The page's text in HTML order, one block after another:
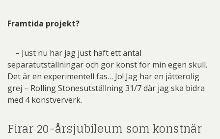
Framtida projekt?
– Just nu har jag just haft ett antal
separatutställningar och gör konst för min egen skull.
Det är en experimentell fas… Jo! Jag har en jätterolig
grej – Rolling Stonesutställning 31/7 där jag ska bidra
med 4 konstververk.
Firar 20-årsjubileum som konstnär